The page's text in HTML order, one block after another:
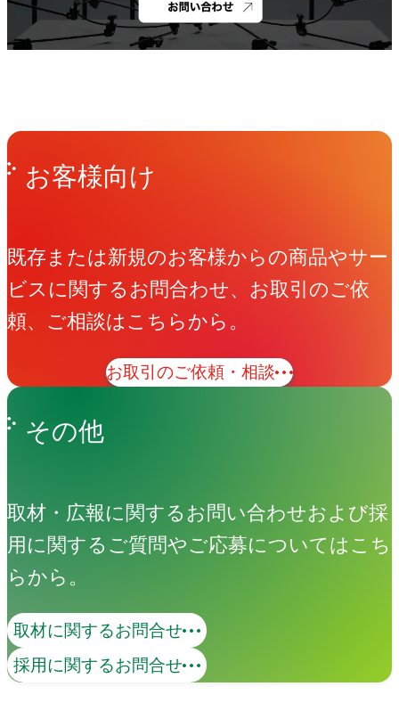
Get in Touchお問い合わせ
お客様向け
既存または新規のお客様からの商品やサー
ビスに関するお問合わせ、お取引のご依
頼、ご相談はこちらから。
お取引のご依頼・相談
その他
取材・広報に関するお問い合わせおよび採
用に関するご質問やご応募についてはこち
らから。
取材に関するお問合せ
採用に関するお問合せ
イベント・展示会